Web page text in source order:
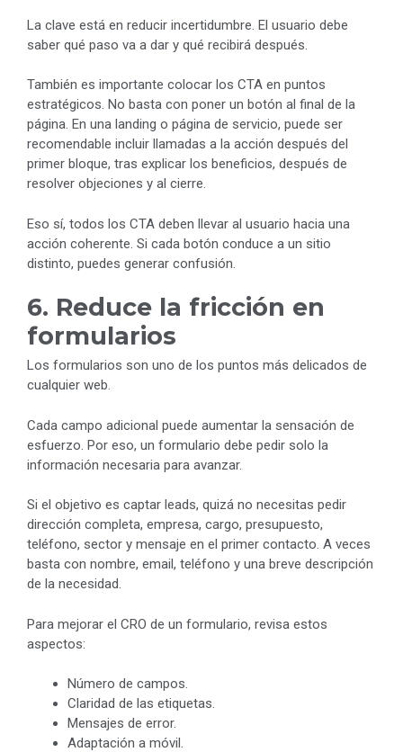
La clave está en reducir incertidumbre. El usuario debe
saber qué paso va a dar y qué recibirá después.
También es importante colocar los CTA en puntos
estratégicos. No basta con poner un botón al final de la
página. En una landing o página de servicio, puede ser
recomendable incluir llamadas a la acción después del
primer bloque, tras explicar los beneficios, después de
resolver objeciones y al cierre.
Eso sí, todos los CTA deben llevar al usuario hacia una
acción coherente. Si cada botón conduce a un sitio
distinto, puedes generar confusión.
6. Reduce la fricción en
formularios
Los formularios son uno de los puntos más delicados de
cualquier web.
Cada campo adicional puede aumentar la sensación de
esfuerzo. Por eso, un formulario debe pedir solo la
información necesaria para avanzar.
Si el objetivo es captar leads, quizá no necesitas pedir
dirección completa, empresa, cargo, presupuesto,
teléfono, sector y mensaje en el primer contacto. A veces
basta con nombre, email, teléfono y una breve descripción
de la necesidad.
Para mejorar el CRO de un formulario, revisa estos
aspectos:
Número de campos.
Claridad de las etiquetas.
Mensajes de error.
Adaptación a móvil.